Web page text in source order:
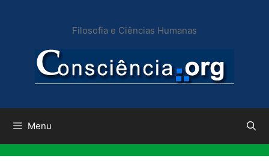
conteúdo
Filosofia e Ciências Humanas
Menu